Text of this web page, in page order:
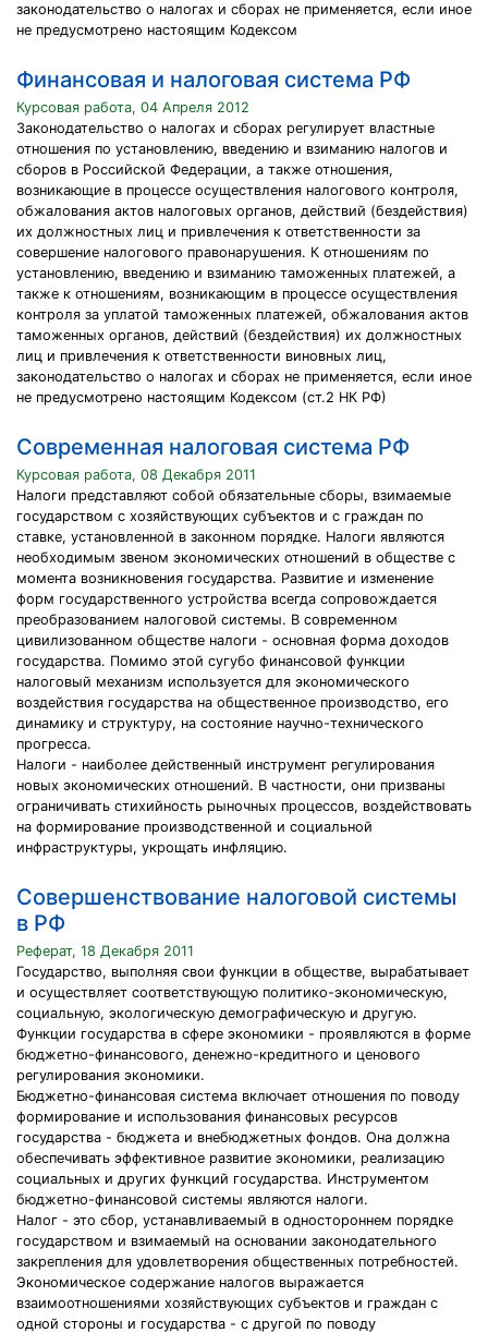
законодательство о налогах и сборах не применяется, если иное
не предусмотрено настоящим Кодексом
Финансовая и налоговая система РФ
Курсовая работа, 04 Апреля 2012
Законодательство о налогах и сборах регулирует властные
отношения по установлению, введению и взиманию налогов и
сборов в Российской Федерации, а также отношения,
возникающие в процессе осуществления налогового контроля,
обжалования актов налоговых органов, действий (бездействия)
их должностных лиц и привлечения к ответственности за
совершение налогового правонарушения. К отношениям по
установлению, введению и взиманию таможенных платежей, а
также к отношениям, возникающим в процессе осуществления
контроля за уплатой таможенных платежей, обжалования актов
таможенных органов, действий (бездействия) их должностных
лиц и привлечения к ответственности виновных лиц,
законодательство о налогах и сборах не применяется, если иное
не предусмотрено настоящим Кодексом (ст.2 НК РФ)
Современная налоговая система РФ
Курсовая работа, 08 Декабря 2011
Налоги представляют собой обязательные сборы, взимаемые
государством с хозяйствующих субъектов и с граждан по
ставке, установленной в законном порядке. Налоги являются
необходимым звеном экономических отношений в обществе с
момента возникновения государства. Развитие и изменение
форм государственного устройства всегда сопровождается
преобразованием налоговой системы. В современном
цивилизованном обществе налоги - основная форма доходов
государства. Помимо этой сугубо финансовой функции
налоговый механизм используется для экономического
воздействия государства на общественное производство, его
динамику и структуру, на состояние научно-технического
прогресса.
Налоги - наиболее действенный инструмент регулирования
новых экономических отношений. В частности, они призваны
ограничивать стихийность рыночных процессов, воздействовать
на формирование производственной и социальной
инфраструктуры, укрощать инфляцию.
Совершенствование налоговой системы
в РФ
Реферат, 18 Декабря 2011
Государство, выполняя свои функции в обществе, вырабатывает
и осуществляет соответствующую политико-экономическую,
социальную, экологическую демографическую и другую.
Функции государства в сфере экономики - проявляются в форме
бюджетно-финансового, денежно-кредитного и ценового
регулирования экономики.
Бюджетно-финансовая система включает отношения по поводу
формирование и использования финансовых ресурсов
государства - бюджета и внебюджетных фондов. Она должна
обеспечивать эффективное развитие экономики, реализацию
социальных и других функций государства. Инструментом
бюджетно-финансовой системы являются налоги.
Налог - это сбор, устанавливаемый в одностороннем порядке
государством и взимаемый на основании законодательного
закрепления для удовлетворения общественных потребностей.
Экономическое содержание налогов выражается
взаимоотношениями хозяйствующих субъектов и граждан с
одной стороны и государства - с другой по поводу